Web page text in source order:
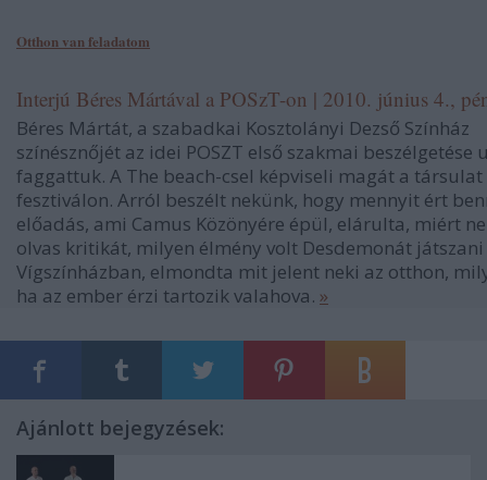
Otthon van feladatom
Interjú Béres Mártával a POSzT-on | 2010. június 4.,
Béres Mártát, a szabadkai Kosztolányi Dezső Színház
színésznőjét az idei POSZT első szakmai beszélgetése
faggattuk. A The beach-csel képviseli magát a társulat
fesztiválon. Arról beszélt nekünk, hogy mennyit ért
előadás, ami Camus Közönyére épül, elárulta, miért
olvas kritikát, milyen élmény volt Desdemonát
Vígszínházban, elmondta mit jelent neki az otthon,
ha az ember érzi tartozik valahova. »
Ajánlott bejegyzések: